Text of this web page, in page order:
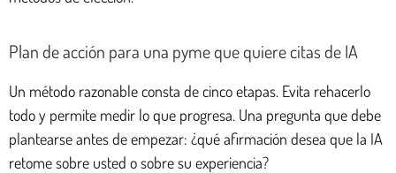
Plan de acción para una pyme que quiere citas de IA
Un método razonable consta de cinco etapas. Evita rehacerlo
todo y permite medir lo que progresa. Una pregunta que debe
plantearse antes de empezar: ¿qué afirmación desea que la IA
retome sobre usted o sobre su experiencia?